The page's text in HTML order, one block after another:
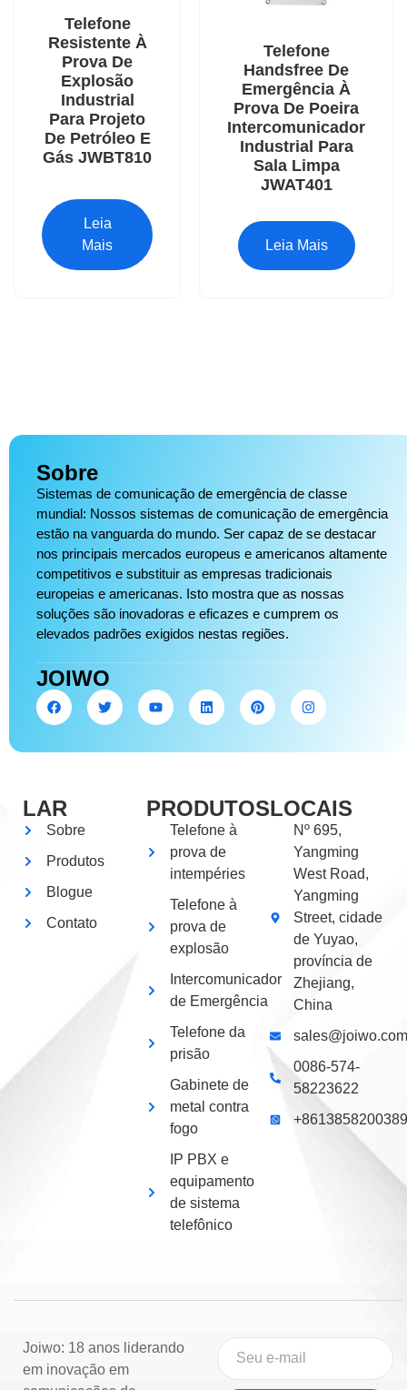
Telefone
Resistente À
Prova De
Explosão
Industrial
Para Projeto
De Petróleo E
Gás JWBT810
Leia
Mais
Telefone
Handsfree De
Emergência À
Prova De Poeira
Intercomunicador
Industrial Para
Sala Limpa
JWAT401
Leia Mais
Sobre
Sistemas de comunicação de emergência de classe
mundial: Nossos sistemas de comunicação de emergência
estão na vanguarda do mundo. Ser capaz de se destacar
nos principais mercados europeus e americanos altamente
competitivos e substituir as empresas tradicionais
europeias e americanas. Isto mostra que as nossas
soluções são inovadoras e eficazes e cumprem os
elevados padrões exigidos nestas regiões.
JOIWO
LAR
Sobre
Produtos
Blogue
Contato
PRODUTOS
Telefone à
prova de
intempéries
Telefone à
prova de
explosão
Intercomunicador
de Emergência
Telefone da
prisão
Gabinete de
metal contra
fogo
IP PBX e
equipamento
de sistema
telefônico
LOCAIS
Nº 695,
Yangming
West Road,
Yangming
Street, cidade
de Yuyao,
província de
Zhejiang,
China
sales@joiwo.com
0086-574-
58223622
+8613858200389
Joiwo: 18 anos liderando
em inovação em